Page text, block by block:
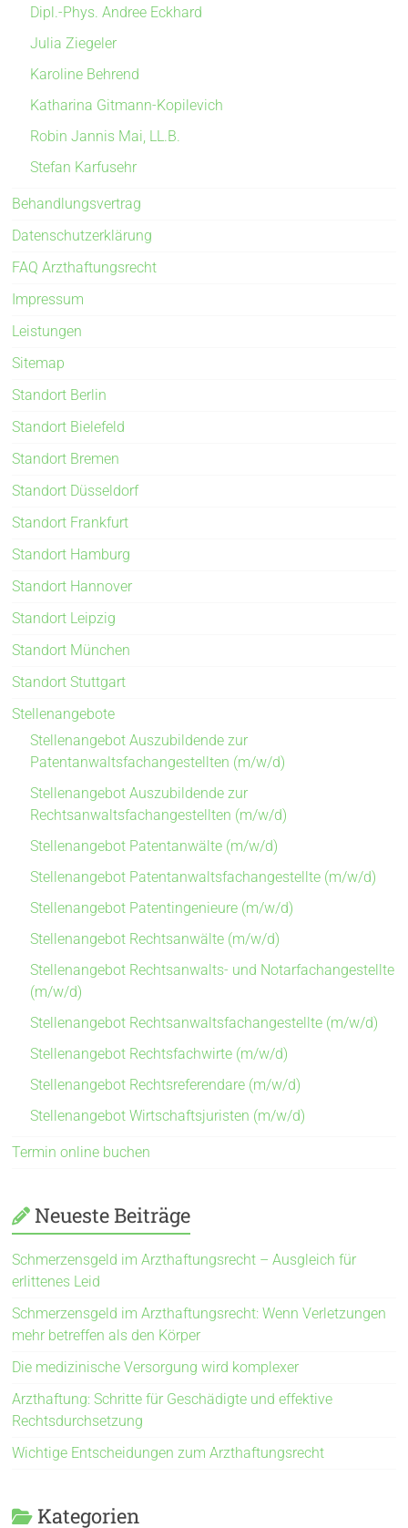
Dipl.-Phys. Andree Eckhard
Julia Ziegeler
Karoline Behrend
Katharina Gitmann-Kopilevich
Robin Jannis Mai, LL.B.
Stefan Karfusehr
Behandlungsvertrag
Datenschutzerklärung
FAQ Arzthaftungsrecht
Impressum
Leistungen
Sitemap
Standort Berlin
Standort Bielefeld
Standort Bremen
Standort Düsseldorf
Standort Frankfurt
Standort Hamburg
Standort Hannover
Standort Leipzig
Standort München
Standort Stuttgart
Stellenangebote
Stellenangebot Auszubildende zur
Patentanwaltsfachangestellten (m/w/d)
Stellenangebot Auszubildende zur
Rechtsanwaltsfachangestellten (m/w/d)
Stellenangebot Patentanwälte (m/w/d)
Stellenangebot Patentanwaltsfachangestellte (m/w/d)
Stellenangebot Patentingenieure (m/w/d)
Stellenangebot Rechtsanwälte (m/w/d)
Stellenangebot Rechtsanwalts- und Notarfachangestellte
(m/w/d)
Stellenangebot Rechtsanwaltsfachangestellte (m/w/d)
Stellenangebot Rechtsfachwirte (m/w/d)
Stellenangebot Rechtsreferendare (m/w/d)
Stellenangebot Wirtschaftsjuristen (m/w/d)
Termin online buchen
Neueste Beiträge
Schmerzensgeld im Arzthaftungsrecht – Ausgleich für
erlittenes Leid
Schmerzensgeld im Arzthaftungsrecht: Wenn Verletzungen
mehr betreffen als den Körper
Die medizinische Versorgung wird komplexer
Arzthaftung: Schritte für Geschädigte und effektive
Rechtsdurchsetzung
Wichtige Entscheidungen zum Arzthaftungsrecht
Kategorien